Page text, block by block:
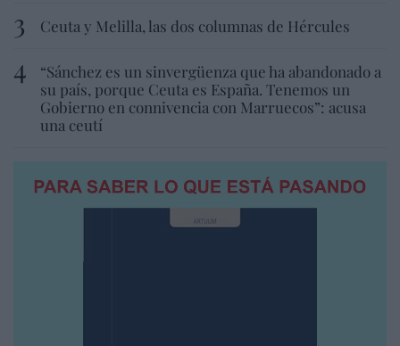
Ceuta y Melilla, las dos columnas de Hércules
“Sánchez es un sinvergüenza que ha abandonado a
su país, porque Ceuta es España. Tenemos un
Gobierno en connivencia con Marruecos”: acusa
una ceutí